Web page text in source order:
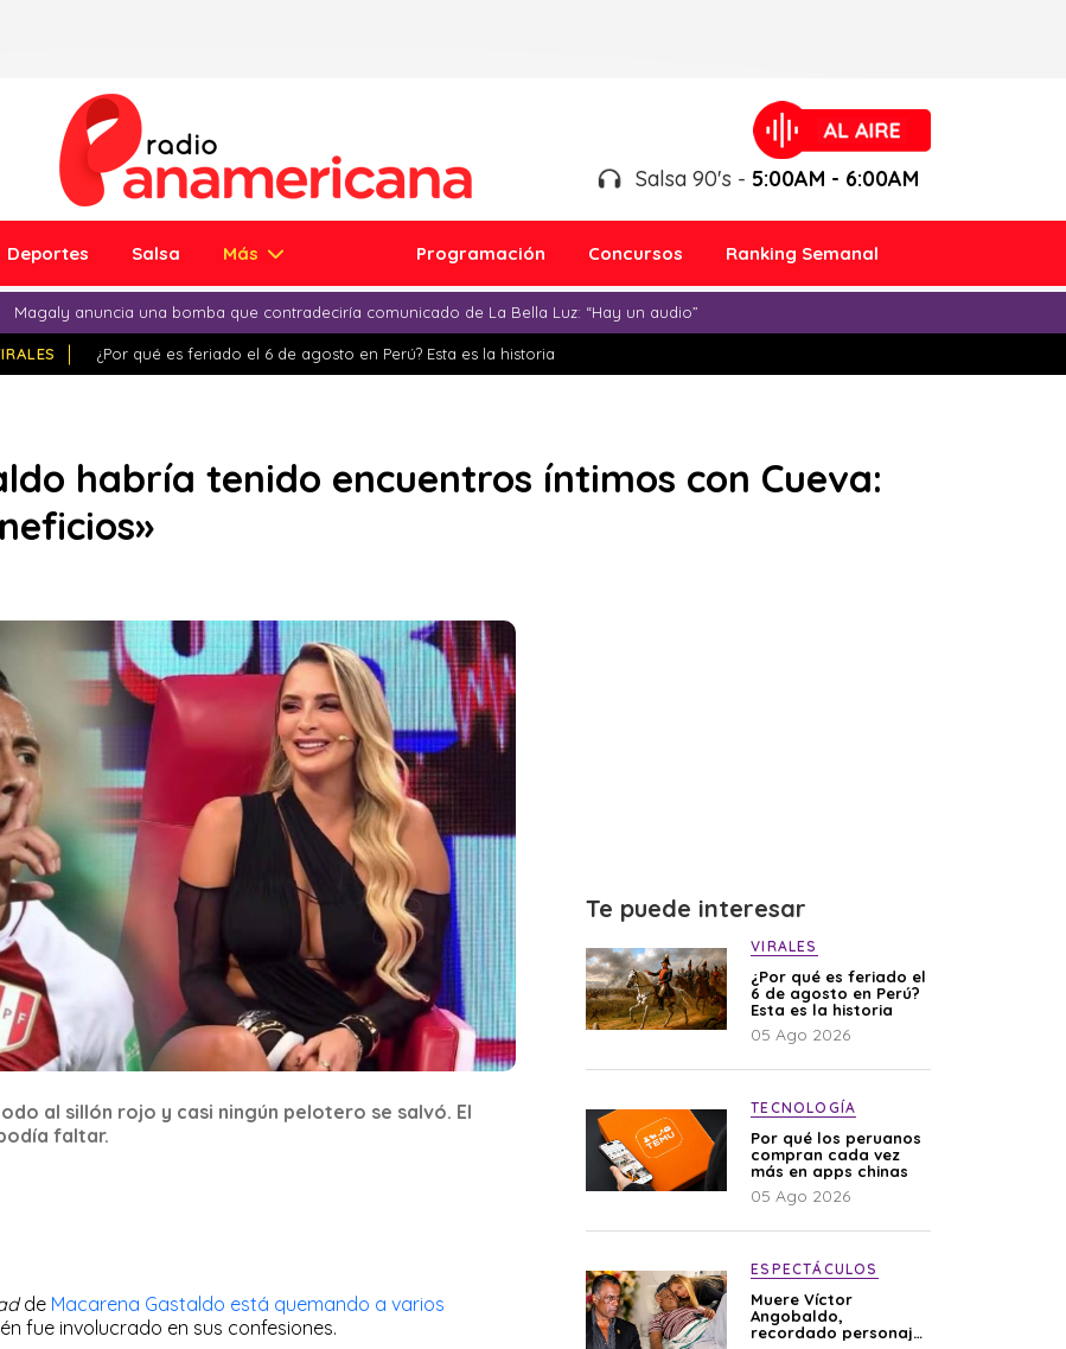
Salsa 90's - 5:00AM - 6:00AM
Deportes Salsa Más Programación Concursos Ranking Semanal
Magaly anuncia una bomba que contradeciría comunicado de La Bella Luz: “Hay un audio”
¿Por qué es feriado el 6 de agosto en Perú? Esta es la historia
habría tenido encuentros íntimos con Cueva:
al sillón rojo y casi ningún pelotero se salvó. El
faltar.
de Macarena Gastaldo está quemando a varios
fue involucrado en sus confesiones.
Te puede interesar
VIRALES
¿Por qué es feriado el
6 de agosto en Perú?
Esta es la historia
05 Ago 2026
TECNOLOGÍA
Por qué los peruanos
compran cada vez
más en apps chinas
05 Ago 2026
ESPECTÁCULOS
Muere Víctor
Angobaldo,
recordado personaje